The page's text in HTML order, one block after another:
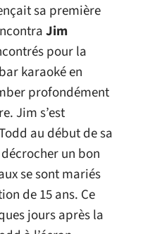
sa première
Jim
pour la
karaoké en
profondément
Jim s’est
au début de sa
un bon
se sont mariés
de 15 ans. Ce
jours après la